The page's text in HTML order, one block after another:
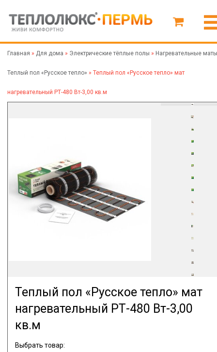
Главная » Для дома » Электрические тёплые полы » Нагревательные маты
Теплый пол «Русское тепло» » Теплый пол «Русское тепло» мат
нагревательный РТ-480 Вт-3,00 кв.м
Теплый пол «Русское тепло» мат
нагревательный РТ-480 Вт-3,00
кв.м
Выбрать товар: